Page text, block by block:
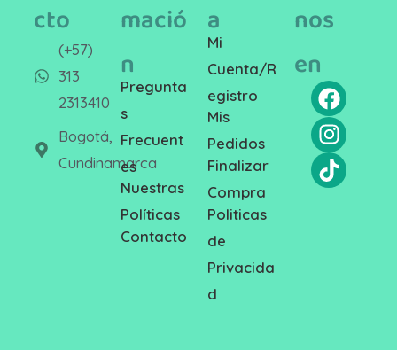
cto
(+57)
313
2313410
Bogotá,
Cundinamarca
mació
n
Pregunta
s
Frecuent
es
Nuestras
Políticas
Contacto
a
Mi
Cuenta/R
egistro
Mis
Pedidos
Finalizar
Compra
Politicas
de
Privacida
d
nos
en